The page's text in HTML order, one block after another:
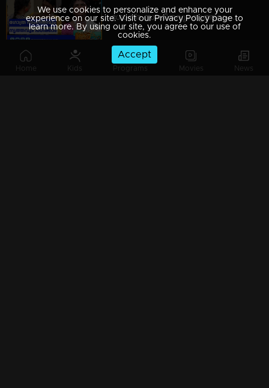
Home Kids Programs Movies News
ഗോത്ര സംഗീതവും നൃത്തവും പഠിക്കാം; ‘കിര്‍ത്താഡ്സ് ’ ഒരുക്കുന്ന പരിശീലനം | KIRTADS
We use cookies to personalize and enhance your
experience on our site. Visit our Privacy Policy page to
learn more. By using our site, you agree to our use of
cookies.
Accept